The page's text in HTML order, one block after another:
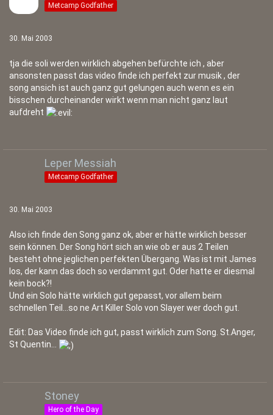
Metcamp Godfather
30. Mai 2003
tja die soli werden wirklich abgehen befürchte ich , aber
ansonsten passt das video finde ich perfekt zur musik , der
song ansich ist auch ganz gut gelungen auch wenn es ein
bisschen durcheinander wirkt wenn man nicht ganz laut
aufdreht
Leper Messiah
Metcamp Godfather
30. Mai 2003
Also ich finde den Song ganz ok, aber er hätte wirklich besser
sein können. Der Song hört sich an wie ob er aus 2 Teilen
besteht ohne jeglichen perfekten Übergang. Was ist mit James
los, der kann das doch so verdammt gut. Oder hatte er diesmal
kein bock?!
Und ein Solo hätte wirklich gut gepasst, vor allem beim
schnellen Teil...so ne Art Killer Solo von Slayer wer doch gut.
Edit: Das Video finde ich gut, passt wirklich zum Song. St.Anger,
St Quentin...
Stoney
Hero of the Day